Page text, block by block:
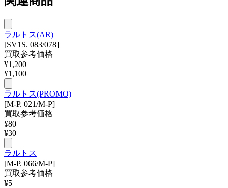
ラルトス(AR)
[SV1S. 083/078]
買取参考価格
¥1,200
¥1,100
ラルトス(PROMO)
[M-P. 021/M-P]
買取参考価格
¥80
¥30
ラルトス
[M-P. 066/M-P]
買取参考価格
¥5